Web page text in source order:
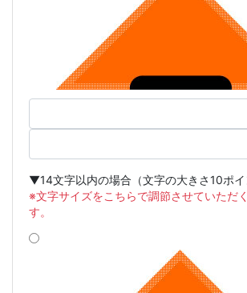
▼14文字以内の場合（文字の大きさ10ポイ
※文字サイズをこちらで調節させていただ
す。